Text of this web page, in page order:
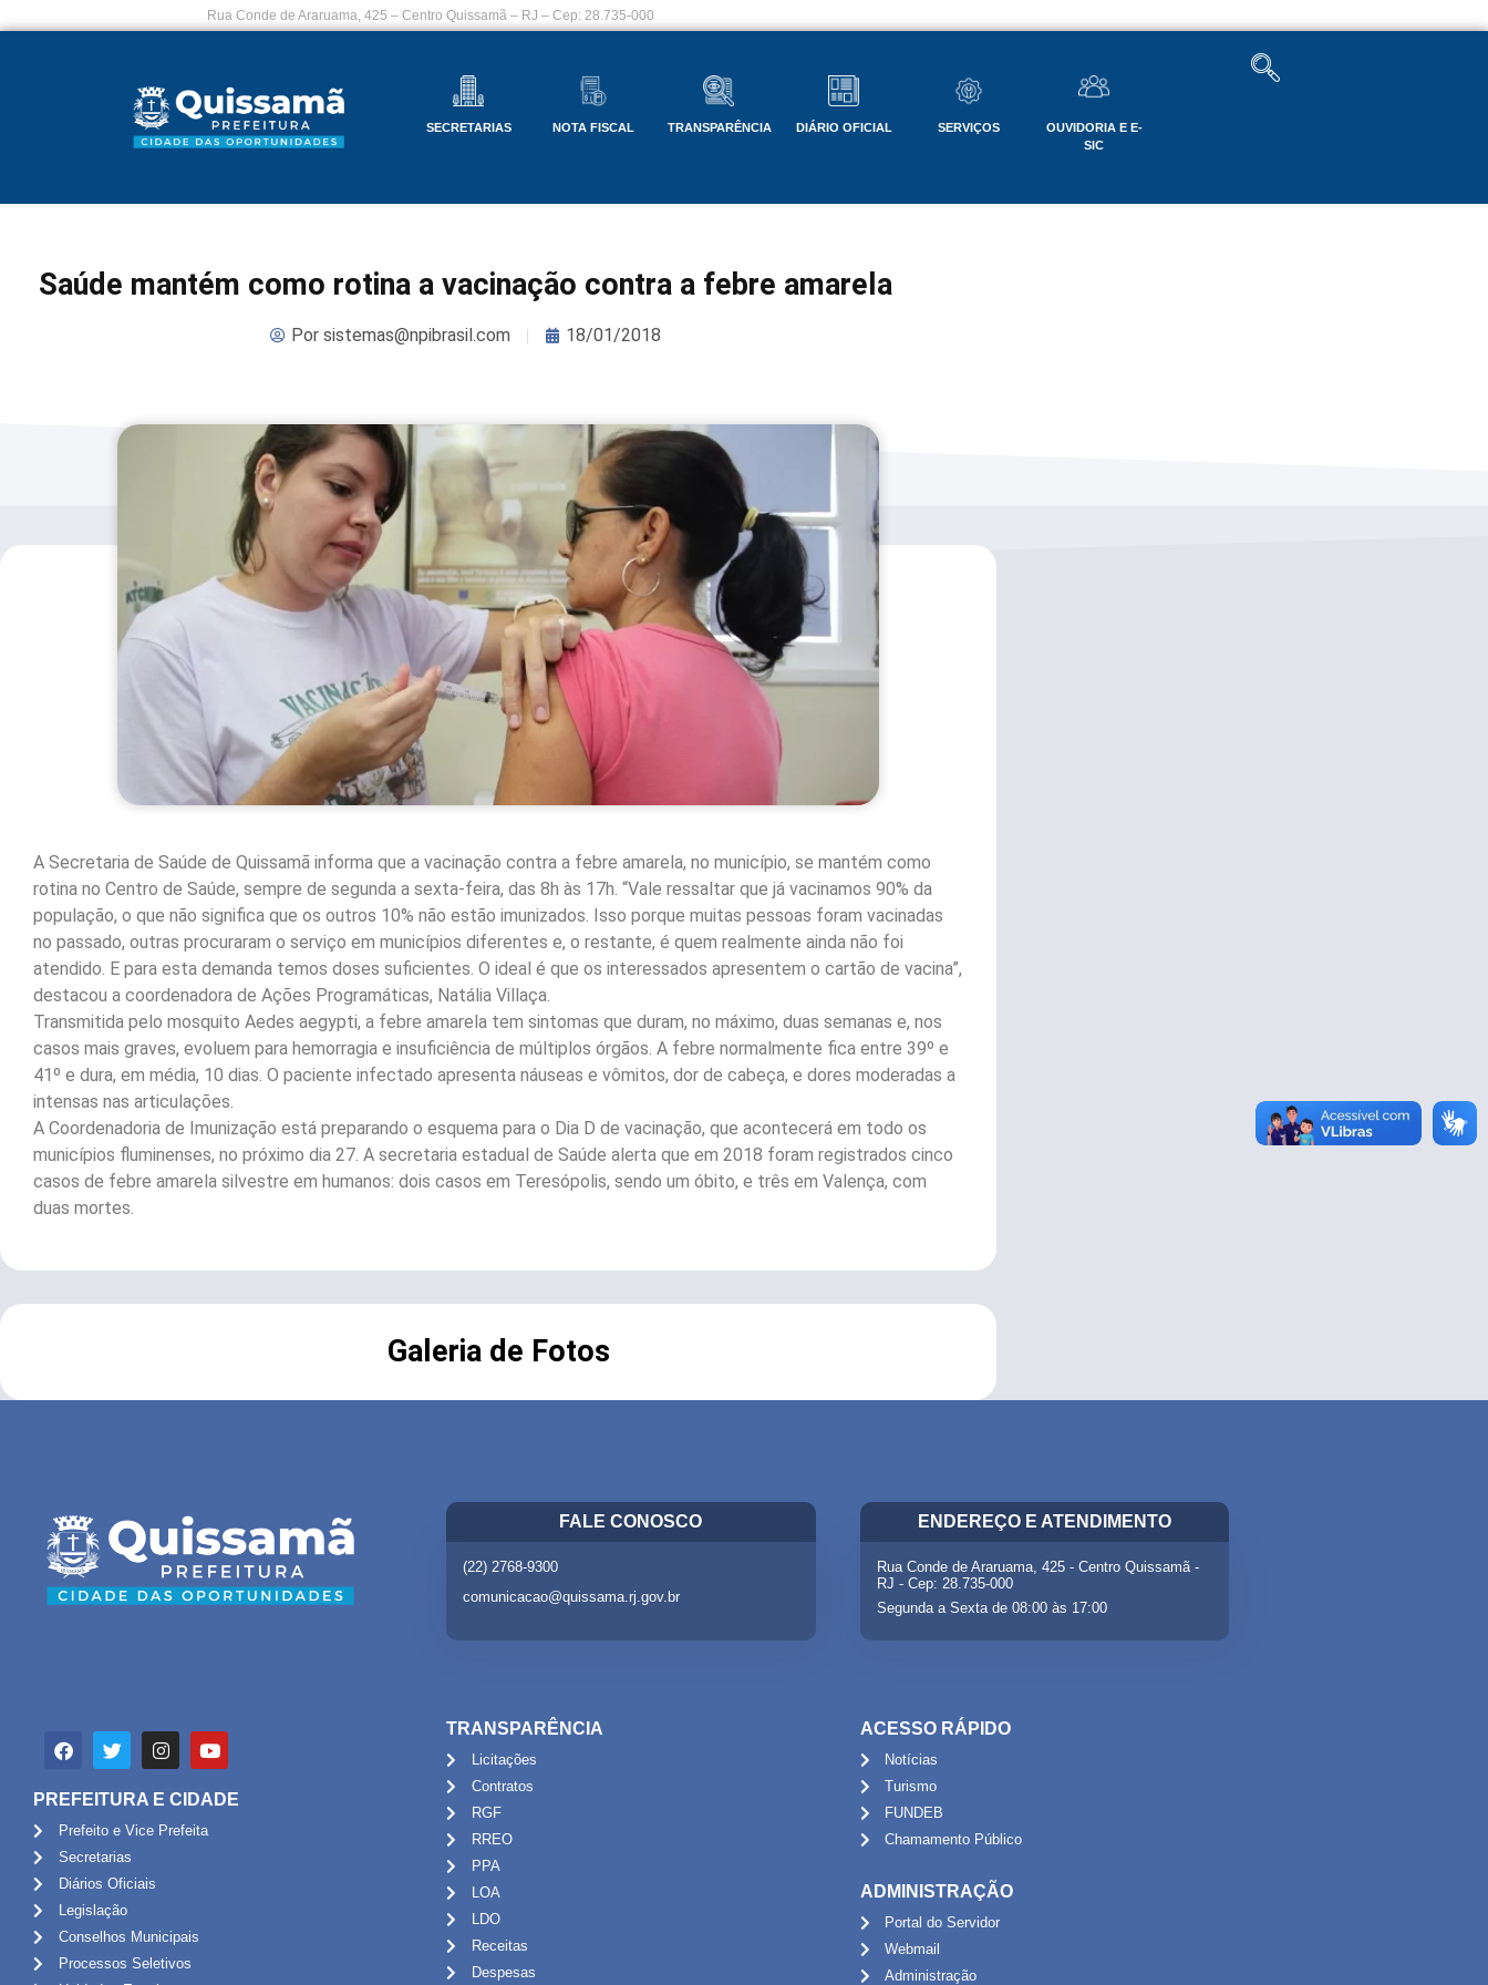
Rua Conde de Araruama, 425 – Centro Quissamã – RJ – Cep: 28.735-000
SECRETARIAS NOTA FISCAL TRANSPARÊNCIA DIÁRIO OFICIAL SERVIÇOS
OUVIDORIA E E-
SIC
Saúde mantém como rotina a vacinação contra a febre amarela
Porsistemas@npibrasil.com 18/01/2018
A Secretaria de Saúde de Quissamã informa que a vacinação contra a febre amarela, no município, se mantém como
rotina no Centro de Saúde, sempre de segunda a sexta-feira, das 8h às 17h. “Vale ressaltar que já vacinamos 90% da
população, o que não significa que os outros 10% não estão imunizados. Isso porque muitas pessoas foram vacinadas
no passado, outras procuraram o serviço em municípios diferentes e, o restante, é quem realmente ainda não foi
atendido. E para esta demanda temos doses suficientes. O ideal é que os interessados apresentem o cartão de vacina”,
destacou a coordenadora de Ações Programáticas, Natália Villaça.
Transmitida pelo mosquito Aedes aegypti, a febre amarela tem sintomas que duram, no máximo, duas semanas e, nos
casos mais graves, evoluem para hemorragia e insuficiência de múltiplos órgãos. A febre normalmente fica entre 39º e
41º e dura, em média, 10 dias. O paciente infectado apresenta náuseas e vômitos, dor de cabeça, e dores moderadas a
intensas nas articulações.
A Coordenadoria de Imunização está preparando o esquema para o Dia D de vacinação, que acontecerá em todo os
municípios fluminenses, no próximo dia 27. A secretaria estadual de Saúde alerta que em 2018 foram registrados cinco
casos de febre amarela silvestre em humanos: dois casos em Teresópolis, sendo um óbito, e três em Valença, com
duas mortes.
Galeria de Fotos
FALE CONOSCO
(22) 2768-9300
comunicacao@quissama.rj.gov.br
ENDEREÇO E ATENDIMENTO
Rua Conde de Araruama, 425 - Centro Quissamã -
RJ - Cep: 28.735-000
Segunda a Sexta de 08:00 às 17:00
PREFEITURA E CIDADE
Prefeito e Vice Prefeita
Secretarias
Diários Oficiais
Legislação
Conselhos Municipais
Processos Seletivos
TRANSPARÊNCIA
Licitações
Contratos
RGF
RREO
PPA
LOA
LDO
Receitas
Despesas
ACESSO RÁPIDO
Notícias
Turismo
FUNDEB
Chamamento Público
ADMINISTRAÇÃO
Portal do Servidor
Webmail
Administração